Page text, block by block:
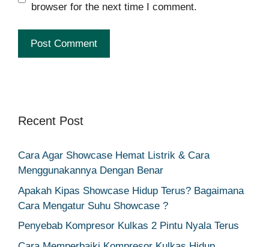
browser for the next time I comment.
Recent Post
Cara Agar Showcase Hemat Listrik & Cara
Menggunakannya Dengan Benar
Apakah Kipas Showcase Hidup Terus? Bagaimana
Cara Mengatur Suhu Showcase ?
Penyebab Kompresor Kulkas 2 Pintu Nyala Terus